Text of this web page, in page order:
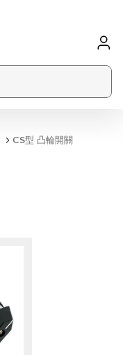
CS型 凸輪開關